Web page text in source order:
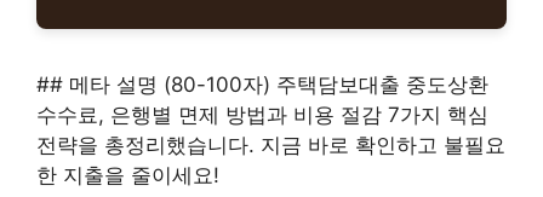
## 메타 설명 (80-100자) 주택담보대출 중도상환
수수료, 은행별 면제 방법과 비용 절감 7가지 핵심
전략을 총정리했습니다. 지금 바로 확인하고 불필요
한 지출을 줄이세요!